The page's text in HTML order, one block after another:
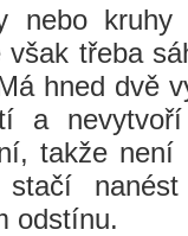
nebo kruhy
třeba
hned dvě
a
takže není
odstínu.